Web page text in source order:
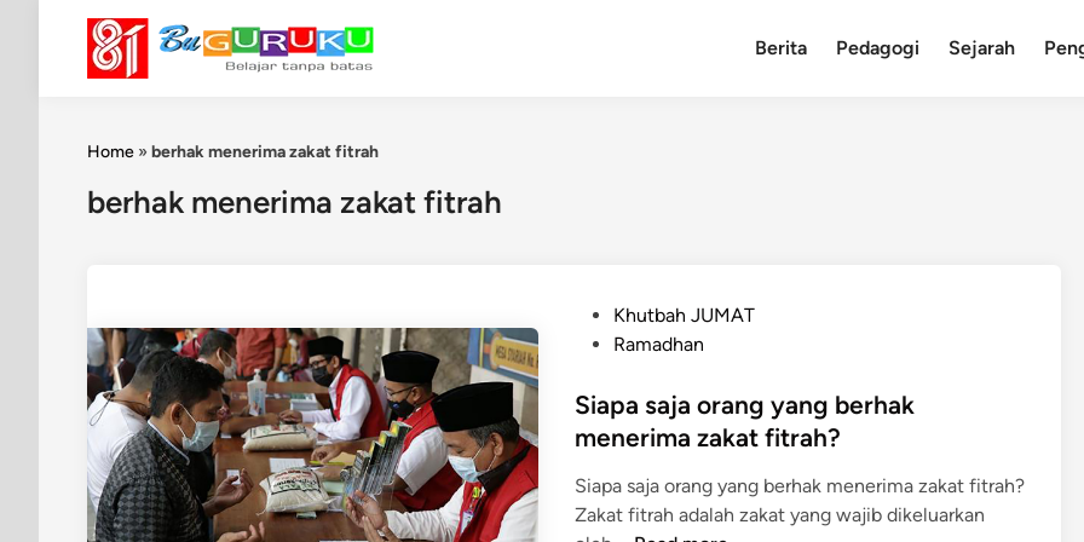
content
Berita Pedagogi Sejarah
Home » berhak menerima zakat fitrah
berhak menerima zakat fitrah
t
e
i
n
Khutbah JUMAT
Ramadhan
Siapa saja orang yang berhak
menerima zakat fitrah?
Siapa saja orang yang berhak menerima zakat fitrah?
Zakat fitrah adalah zakat yang wajib dikeluarkan